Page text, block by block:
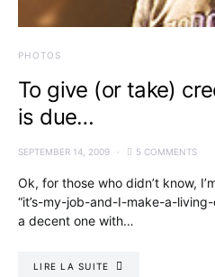
PHOTOS
To give (or take)
is due…
SEPTEMBER 14, 2009 5 COMMENTS
Ok, for those who didn’t know,
“it’s-my-job-and-I-make-a-
a decent one with…
LIRE LA SUITE